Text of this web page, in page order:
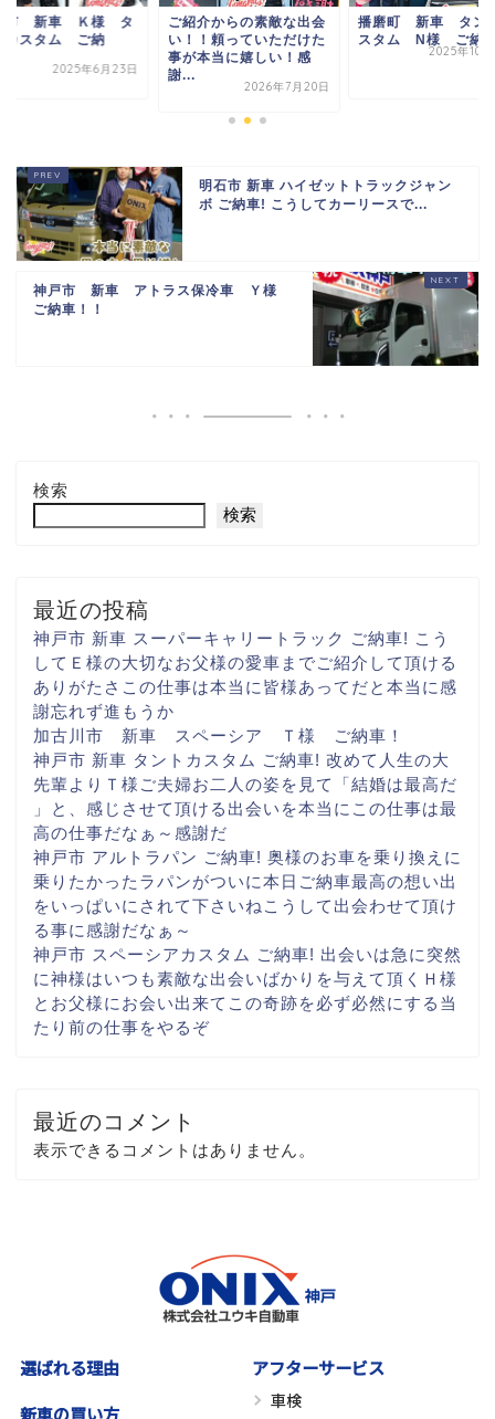
市 新車 Ｋ様 タ
カスタム ご納
2025年6月23日
ご紹介からの素敵な出会
い！！頼っていただけた
事が本当に嬉しい！感
謝...
2026年7月20日
播磨町 新車 タン
スタム N様 ご納
2025年10
明石市 新車 ハイゼットトラックジャン
ボ ご納車! こうしてカーリースで...
神戸市 新車 アトラス保冷車 Ｙ様
ご納車！！
検索
検索
最近の投稿
神戸市 新車 スーパーキャリートラック ご納車! こう
して Ｅ様の大切なお父様の愛車までご紹介して頂ける
ありがたさ この仕事は本当に 皆様あってだと 本当に感
謝忘れず進もうか
加古川市 新車 スペーシア Ｔ様 ご納車！
神戸市 新車 タントカスタム ご納車! 改めて人生の大
先輩より Ｔ様ご夫婦お二人の姿を見て
「結婚は最高だ
」と、感じさせて頂ける出会いを本当にこの仕事は最
高の仕事だなぁ～ 感謝だ
神戸市 アルトラパン ご納車! 奥様のお車を乗り換えに
乗りたかったラパンがついに本日ご納車最高の想い出
をいっぱいに されて下さいね こうして出会わせて頂け
る事に感謝だなぁ～
神戸市 スペーシアカスタム ご納車! 出会いは急に 突然
に神様はいつも素敵な出会いばかりを与えて頂く Ｈ様
とお父様にお会い出来て この奇跡を必ず必然にする当
たり前の仕事をやるぞ
最近のコメント
表示できるコメントはありません。
選ばれる理由
新車の買い方
アフターサービス
車検